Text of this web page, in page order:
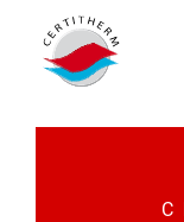
contenu